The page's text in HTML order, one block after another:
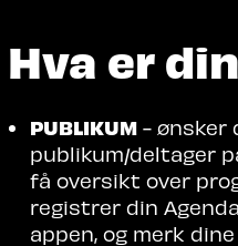
Hva er
PUBLIKUM- ønsker
publikum/deltager
få oversikt over
registrer din
appen, og merk